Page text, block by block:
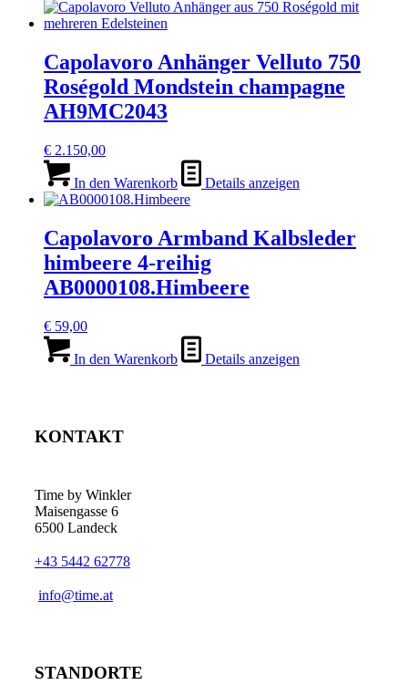
Capolavoro Anhänger Velluto 750
Roségold Mondstein champagne
AH9MC2043
€ 2.150,00
In den Warenkorb Details anzeigen
Capolavoro Armband Kalbsleder
himbeere 4-reihig
AB0000108.Himbeere
€ 59,00
In den Warenkorb Details anzeigen
KONTAKT
Time by Winkler
Maisengasse 6
6500 Landeck
+43 5442 62778
­info@time.at
STANDORTE